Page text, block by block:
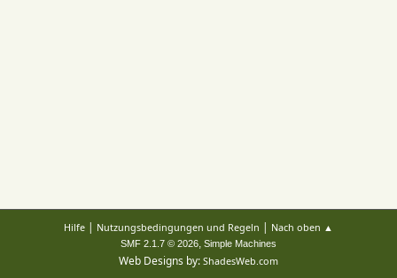
Hilfe | Nutzungsbedingungen und Regeln | Nach oben ▲
SMF 2.1.7 © 2026, Simple Machines
Web Designs by: ShadesWeb.com